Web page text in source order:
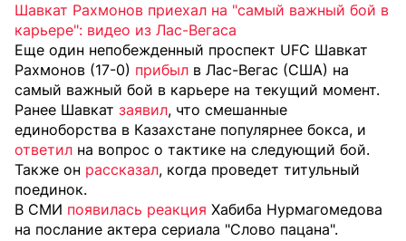
Шавкат Рахмонов приехал на "самый важный бой в
карьере": видео из Лас-Вегаса
Еще один непобежденный проспект UFC Шавкат
Рахмонов (17-0) прибыл в Лас-Вегас (США) на
самый важный бой в карьере на текущий момент.
Ранее Шавкат заявил, что смешанные
единоборства в Казахстане популярнее бокса, и
ответил на вопрос о тактике на следующий бой.
Также он рассказал, когда проведет титульный
поединок.
В СМИ появилась реакция Хабиба Нурмагомедова
на послание актера сериала "Слово пацана".